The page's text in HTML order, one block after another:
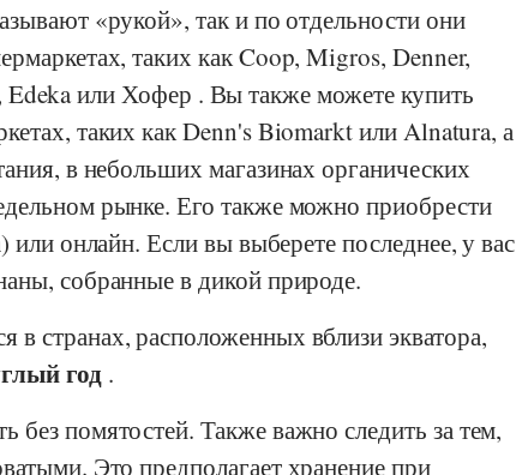
«рукой», так и по отдельности они
таких какCoop,Migros, Denner,
Edekaили Хофер . Вы также можете купить
таких какDenn's Biomarktили Alnatura, а
в небольших магазинах органических
рынке. Его также можно приобрести
или онлайн. Если вы выберете последнее, у вас
собранные в дикой природе.
странах, расположенных вблизи экватора,
год .
помятостей. Также важно следить за тем,
Это предполагает хранение при